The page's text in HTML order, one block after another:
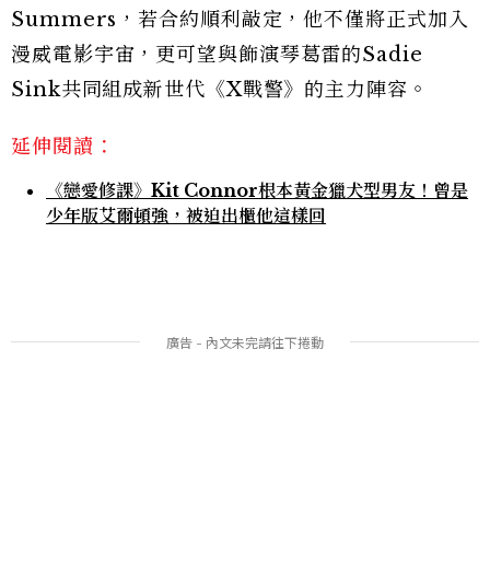
Summers，若合約順利敲定，他不僅將正式加入
漫威電影宇宙，更可望與飾演琴葛雷的Sadie
Sink共同組成新世代《X戰警》的主力陣容。
延伸閱讀：
《戀愛修課》Kit Connor根本黃金獵犬型男友！曾是
少年版艾爾頓強，被迫出櫃他這樣回